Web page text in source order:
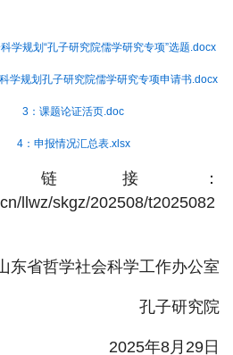
学规划“孔子研究院儒学研究专项”选题.docx
学规划孔子研究院儒学研究专项申请书.docx
3：课题论证活页.doc
4：申报情况汇总表.xlsx
链接：
llwz/skgz/202508/t2025082
东省哲学社会科学工作办公室
孔子研究院
2025年8月29日